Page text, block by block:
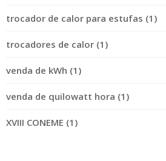
trocador de calor para estufas (1)
trocadores de calor (1)
venda de kWh (1)
venda de quilowatt hora (1)
XVIII CONEME (1)